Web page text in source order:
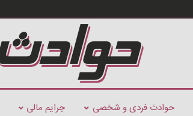
حوادث فردی و شخصی جرایم مالی